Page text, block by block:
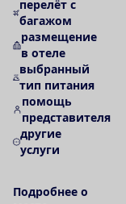
перелёт с
багажом
размещение
в отеле
выбранный
тип питания
помощь
представителя
другие
услуги
Подробнее о